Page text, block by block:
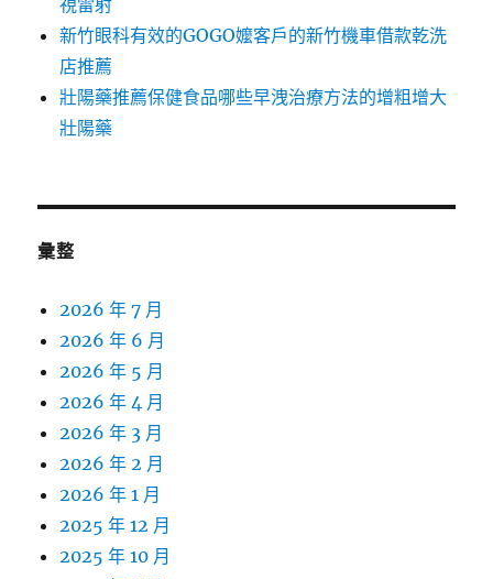
視雷射
新竹眼科有效的GOGO嬤客戶的新竹機車借款乾洗
店推薦
壯陽藥推薦保健食品哪些早洩治療方法的增粗增大
壯陽藥
彙整
2026 年 7 月
2026 年 6 月
2026 年 5 月
2026 年 4 月
2026 年 3 月
2026 年 2 月
2026 年 1 月
2025 年 12 月
2025 年 10 月